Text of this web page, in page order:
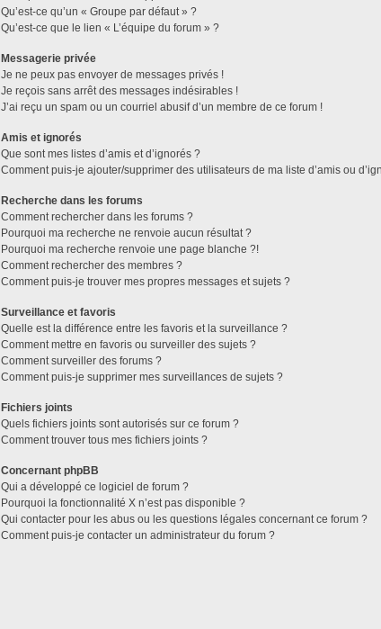
Qu’est-ce qu’un « Groupe par défaut » ?
Qu’est-ce que le lien « L’équipe du forum » ?
Messagerie privée
Je ne peux pas envoyer de messages privés !
Je reçois sans arrêt des messages indésirables !
J’ai reçu un spam ou un courriel abusif d’un membre de ce forum !
Amis et ignorés
Que sont mes listes d’amis et d’ignorés ?
Comment puis-je ajouter/supprimer des utilisateurs de ma liste d’amis ou
Recherche dans les forums
Comment rechercher dans les forums ?
Pourquoi ma recherche ne renvoie aucun résultat ?
Pourquoi ma recherche renvoie une page blanche ?!
Comment rechercher des membres ?
Comment puis-je trouver mes propres messages et sujets ?
Surveillance et favoris
Quelle est la différence entre les favoris et la surveillance ?
Comment mettre en favoris ou surveiller des sujets ?
Comment surveiller des forums ?
Comment puis-je supprimer mes surveillances de sujets ?
Fichiers joints
Quels fichiers joints sont autorisés sur ce forum ?
Comment trouver tous mes fichiers joints ?
Concernant phpBB
Qui a développé ce logiciel de forum ?
Pourquoi la fonctionnalité X n’est pas disponible ?
Qui contacter pour les abus ou les questions légales concernant ce forum ?
Comment puis-je contacter un administrateur du forum ?